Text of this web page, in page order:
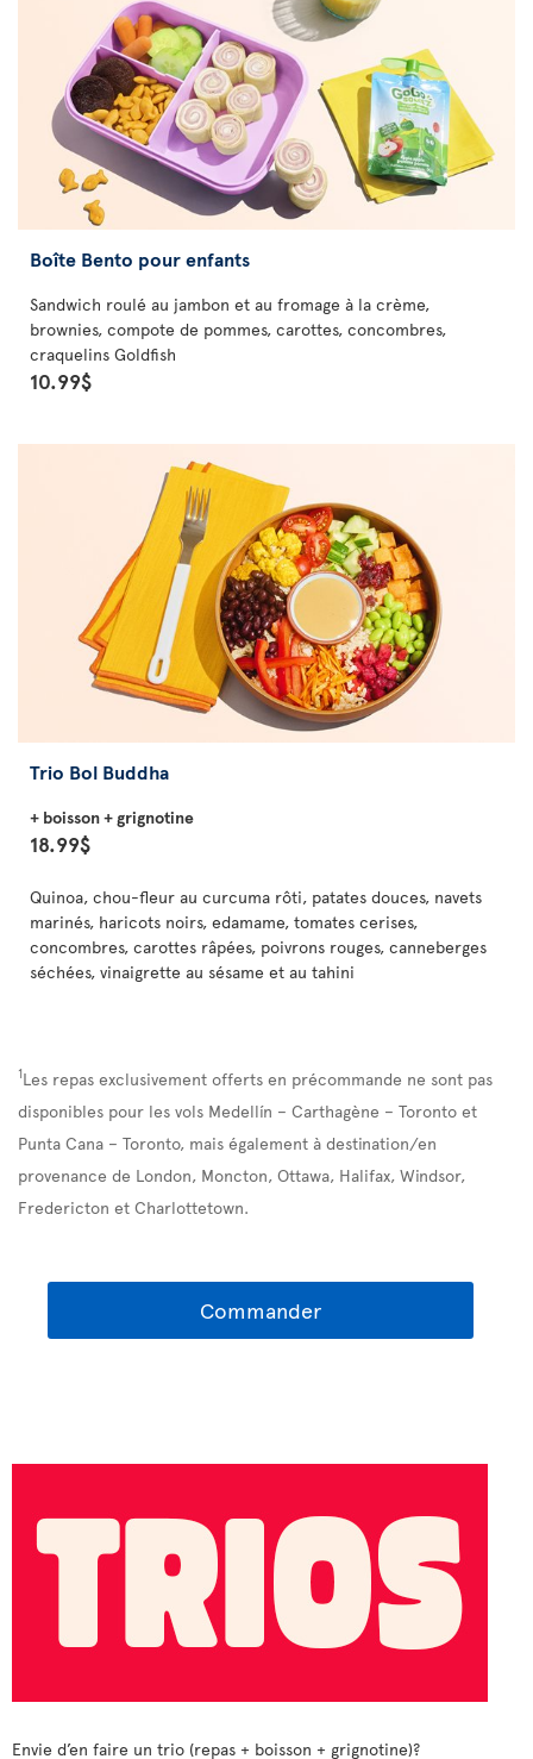
Boîte Bento pour enfants
Sandwich roulé au jambon et au fromage à la crème,
brownies, compote de pommes, carottes, concombres,
craquelins Goldfish
10.99$
Trio Bol Buddha
+ boisson + grignotine
18.99$
Quinoa, chou-fleur au curcuma rôti, patates douces, navets
marinés, haricots noirs, edamame, tomates cerises,
concombres, carottes râpées, poivrons rouges, canneberges
séchées, vinaigrette au sésame et au tahini
1Les repas exclusivement offerts en précommande ne sont pas
disponibles pour les vols Medellín – Carthagène – Toronto et
Punta Cana – Toronto, mais également à destination/en
provenance de London, Moncton, Ottawa, Halifax, Windsor,
Fredericton et Charlottetown.
Commander
Envie d’en faire un trio (repas + boisson + grignotine)?